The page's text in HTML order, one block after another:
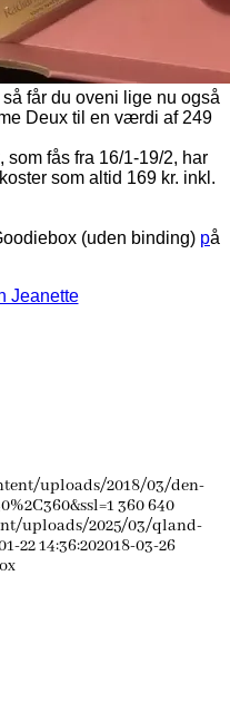
får du oveni lige nu også
Deux til en værdi af 249
fås fra 16/1-19/2, har
som altid 169 kr. inkl.
(uden binding) på
uploads/2018/03/den-
360640
uploads/2025/03/qland-
22 14:36:202018-03-26